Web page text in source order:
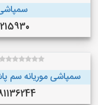
سمپاشی موریانه سم
09381136244